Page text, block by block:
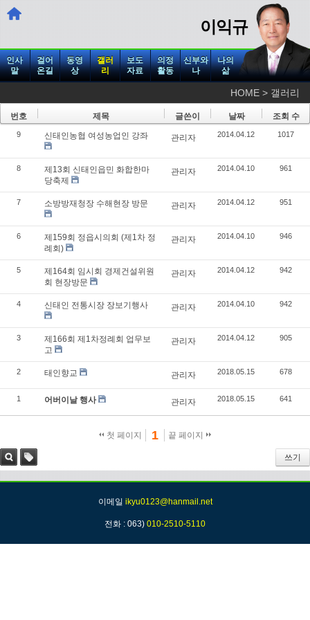
이익규
인사
말
걸어
온길
동영
상
갤러
리
보도
자료
의정
활동
신부와
나
나의
삶
HOME > 갤러리
번호 제목 글쓴이 날짜 조회 수
9 신태인농협 여성농업인 강좌 관리자 2014.04.12 1017
8
제13회 신태인읍민 화합한마
당축제
관리자 2014.04.10 961
7 소방방재청장 수해현장 방문 관리자 2014.04.12 951
6
제159회 정읍시의회 (제1차 정
례회)
관리자 2014.04.10 946
5
제164회 임시회 경제건설위원
회 현장방문
관리자 2014.04.12 942
4 신태인 전통시장 장보기행사 관리자 2014.04.10 942
3
제166회 제1차정례회 업무보
고
관리자 2014.04.12 905
2 태인향교 관리자 2018.05.15 678
1 어버이날 행사 관리자 2018.05.15 641
첫 페이지 1 끝 페이지
쓰기
검색 태그
이메일 ikyu0123@hanmail.net
전화 : 063) 010-2510-5110